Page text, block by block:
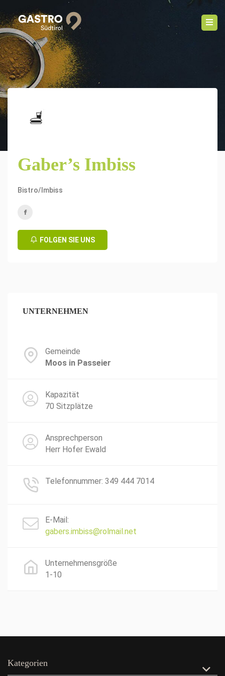
Gaber’s Imbiss
Bistro/Imbiss
FOLGEN SIE UNS
UNTERNEHMEN
Gemeinde
Moos in Passeier
Kapazität
70 Sitzplätze
Ansprechperson
Herr Hofer Ewald
Telefonnummer: 349 444 7014
E-Mail:
gabers.imbiss@rolmail.net
Unternehmensgröße
1-10
Kategorien